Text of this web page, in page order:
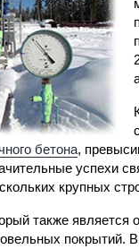
бетона,
успехи
крупных
также является
покрытий.